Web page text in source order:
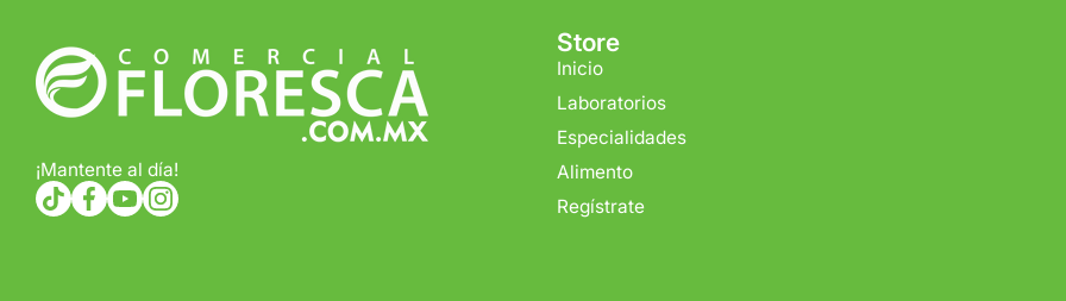
¡Mantente al día!
tiktokcom/@comercialfloresca
facebookcom/FlorescaOficial
youtubecom/@florescaoficial4155
instagramcom/florescaoficial/
Store
Inicio
Laboratorios
Especialidades
Alimento
Regístrate